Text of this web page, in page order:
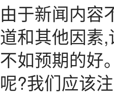
由于新闻内容
道和其他因素
不如预期的好
呢?我们应该